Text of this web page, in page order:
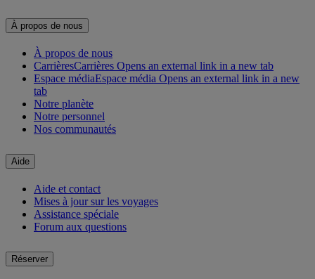
À propos de nous
À propos de nous
CarrièresCarrières Opens an external link in a new tab
Espace médiaEspace média Opens an external link in a new
tab
Notre planète
Notre personnel
Nos communautés
Aide
Aide et contact
Mises à jour sur les voyages
Assistance spéciale
Forum aux questions
Réserver